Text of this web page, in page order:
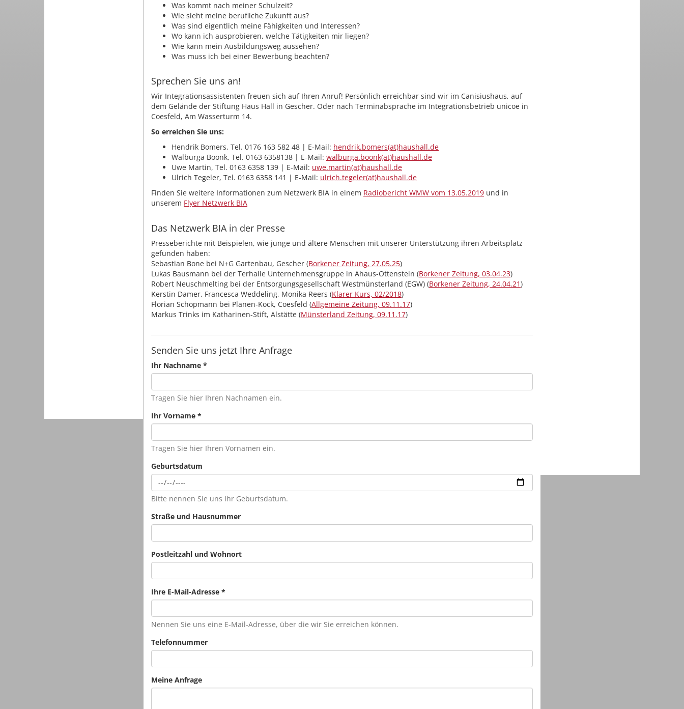
Was kommt nach meiner Schulzeit?
Wie sieht meine berufliche Zukunft aus?
Was sind eigentlich meine Fähigkeiten und Interessen?
Wo kann ich ausprobieren, welche Tätigkeiten mir liegen?
Wie kann mein Ausbildungsweg aussehen?
Was muss ich bei einer Bewerbung beachten?
Sprechen Sie uns an!
Wir Integrationsassistenten freuen sich auf Ihren Anruf! Persönlich erreichbar sind wir im Canisiushaus, auf
dem Gelände der Stiftung Haus Hall in Gescher. Oder nach Terminabsprache im Integrationsbetrieb unicoe in
Coesfeld, Am Wasserturm 14.
So erreichen Sie uns:
Hendrik Bomers, Tel. 0176 163 582 48 | E-Mail: hendrik.bomers(at)haushall.de
Walburga Boonk, Tel. 0163 6358138 | E-Mail: walburga.boonk(at)haushall.de
Uwe Martin, Tel. 0163 6358 139 | E-Mail: uwe.martin(at)haushall.de
Ulrich Tegeler, Tel. 0163 6358 141 | E-Mail: ulrich.tegeler(at)haushall.de
Finden Sie weitere Informationen zum Netzwerk BIA in einem Radiobericht WMW vom 13.05.2019 und in
unserem Flyer Netzwerk BIA
Das Netzwerk BIA in der Presse
Presseberichte mit Beispielen, wie junge und ältere Menschen mit unserer Unterstützung ihren Arbeitsplatz
gefunden haben:
Sebastian Bone bei N+G Gartenbau, Gescher (Borkener Zeitung, 27.05.25)
Lukas Bausmann bei der Terhalle Unternehmensgruppe in Ahaus-Ottenstein (Borkener Zeitung, 03.04.23)
Robert Neuschmelting bei der Entsorgungsgesellschaft Westmünsterland (EGW) (Borkener Zeitung, 24.04.21)
Kerstin Damer, Francesca Weddeling, Monika Reers (Klarer Kurs, 02/2018)
Florian Schopmann bei Planen-Kock, Coesfeld (Allgemeine Zeitung, 09.11.17)
Markus Trinks im Katharinen-Stift, Alstätte (Münsterland Zeitung, 09.11.17)
Senden Sie uns jetzt Ihre Anfrage
Ihr Nachname *
Tragen Sie hier Ihren Nachnamen ein.
Ihr Vorname *
Tragen Sie hier Ihren Vornamen ein.
Geburtsdatum
Bitte nennen Sie uns Ihr Geburtsdatum.
Straße und Hausnummer
Postleitzahl und Wohnort
Ihre E-Mail-Adresse *
Nennen Sie uns eine E-Mail-Adresse, über die wir Sie erreichen können.
Telefonnummer
Meine Anfrage